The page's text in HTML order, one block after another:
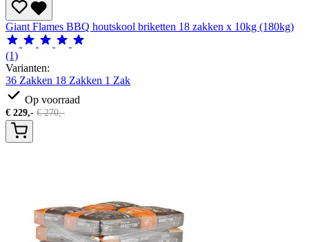
Giant Flames BBQ houtskool briketten 18 zakken x 10kg (180kg)
(1)
Varianten:
36 Zakken 18 Zakken 1 Zak
Op voorraad
€ 229,- €270,-